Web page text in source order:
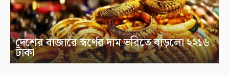
দেশের বাজারে স্বর্ণের দাম ভরিতে বাড়লো ২২১৬
টাকা